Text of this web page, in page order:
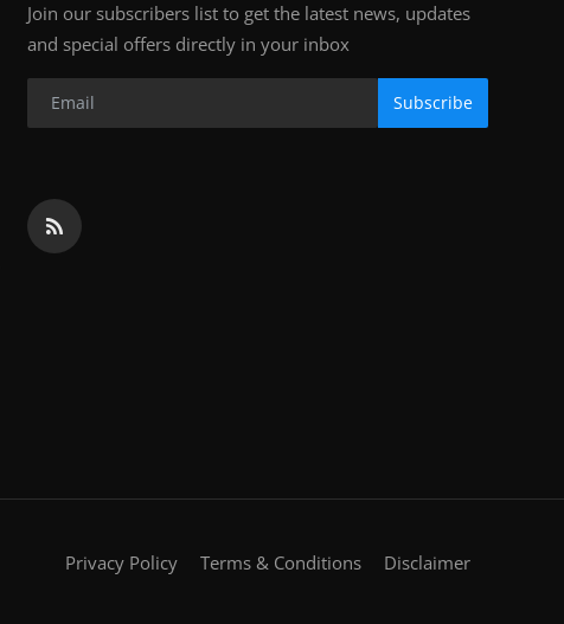
Join our subscribers list to get the latest news, updates
and special offers directly in your inbox
Subscribe
Privacy Policy Terms & Conditions Disclaimer